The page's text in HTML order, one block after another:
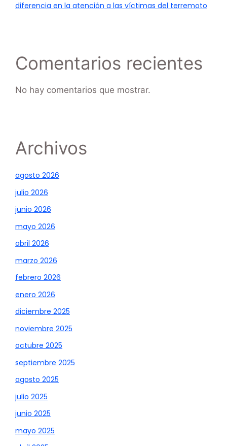
diferencia en la atención a las víctimas del terremoto
Comentarios recientes
No hay comentarios que mostrar.
Archivos
agosto 2026
julio 2026
junio 2026
mayo 2026
abril 2026
marzo 2026
febrero 2026
enero 2026
diciembre 2025
noviembre 2025
octubre 2025
septiembre 2025
agosto 2025
julio 2025
junio 2025
mayo 2025